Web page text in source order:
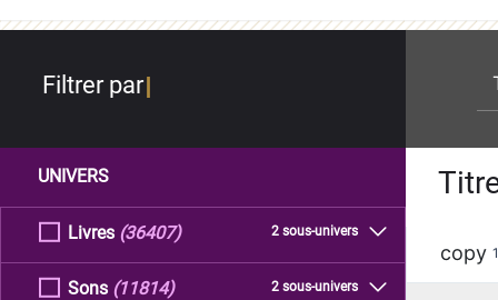
Filtrer par
UNIVERS
Livres 2 sous-univers
(36407)
Sons 2 sous-univers
(11814)
copy